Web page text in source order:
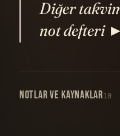
Diğer
not defteri
NOTLAR VE KAYNAKLAR10